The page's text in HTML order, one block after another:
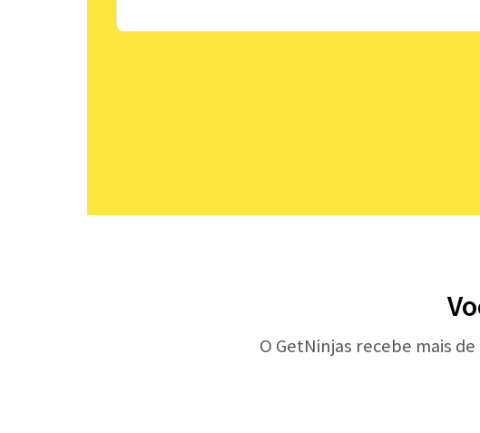
O GetNinjas recebe mais